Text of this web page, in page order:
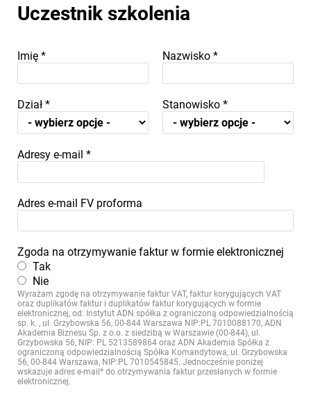
Uczestnik szkolenia
Imię * Nazwisko *
Dział * Stanowisko *
Adresy e-mail *
Adres e-mail FV proforma
Zgoda na otrzymywanie faktur w formie elektronicznej
Tak
Nie
Wyrażam zgodę na otrzymywanie faktur VAT, faktur korygujących VAT
oraz duplikatów faktur i duplikatów faktur korygujących w formie
elektronicznej, od: Instytut ADN spółka z ograniczoną odpowiedzialnością
sp. k. , ul. Grzybowska 56, 00-844 Warszawa NIP:PL 7010088170, ADN
Akademia Biznesu Sp. z o.o. z siedzibą w Warszawie (00-844), ul.
Grzybowska 56, NIP: PL 5213589864 oraz ADN Akademia Spółka z
ograniczoną odpowiedzialnością Spółka Komandytowa, ul. Grzybowska
56, 00-844 Warszawa, NIP:PL 7010545845. Jednocześnie poniżej
wskazuje adres e-mail* do otrzymywania faktur przesłanych w formie
elektronicznej.